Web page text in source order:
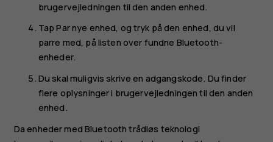
brugervejledningen til den anden enhed.
TapPar nye enhed, og tryk på den enhed, du vil
parre med, på listen over fundne Bluetooth-
enheder.
Du skal muligvis skrive en adgangskode. Du finder
flere oplysninger i brugervejledningen til den anden
enhed.
Da enheder med Bluetooth trådløs teknologi